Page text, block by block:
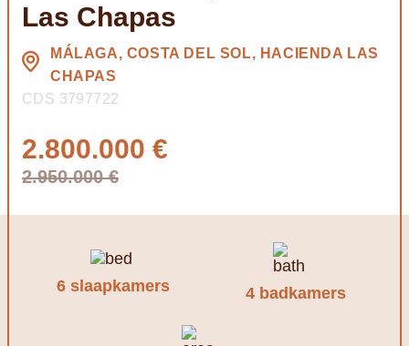
Las Chapas
MÁLAGA, COSTA DEL SOL, HACIENDA LAS
CHAPAS
CDS 3797722
2.800.000 €
2.950.000 €
6 slaapkamers 4 badkamers